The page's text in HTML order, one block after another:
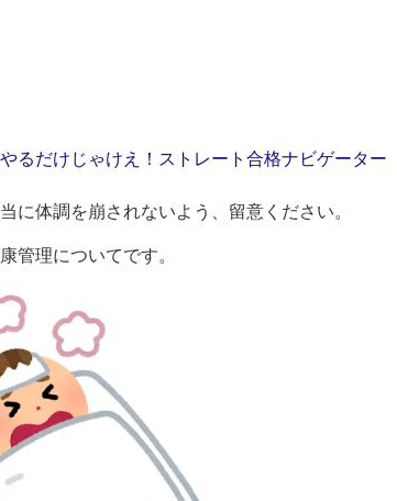
るだけじゃけえ！ストレート合格ナビゲーター
に体調を崩されないよう、留意ください。
管理についてです。